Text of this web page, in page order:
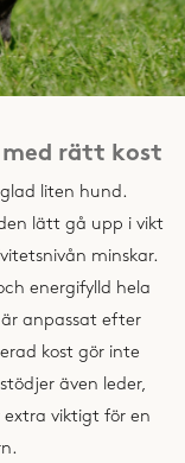
rätt kost
liten hund.
lätt gå upp i vikt
minskar.
energifylld hela
anpassat efter
kost gör inte
även leder,
viktigt för en